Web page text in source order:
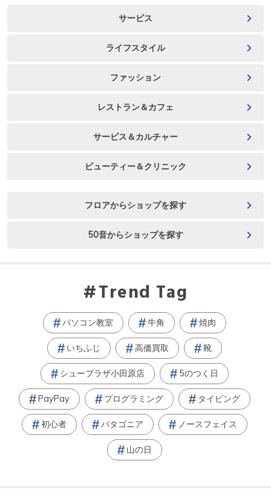
サービス
ライフスタイル
ファッション
レストラン＆カフェ
サービス＆カルチャー
ビューティー＆クリニック
フロアからショップを探す
50音からショップを探す
Trend Tag
パソコン教室 牛角 焼肉
いちふじ 高価買取 靴
シュープラザ小田原店 5のつく日
PayPay プログラミング タイピング
初心者 パタゴニア ノースフェイス
山の日